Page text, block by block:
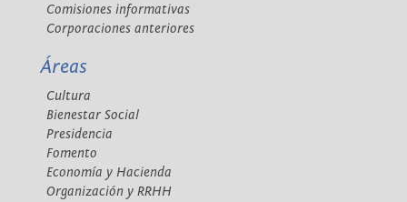
Comisiones informativas
Corporaciones anteriores
Áreas
Cultura
Bienestar Social
Presidencia
Fomento
Economía y Hacienda
Organización y RRHH